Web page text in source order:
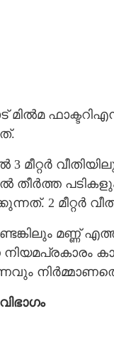
തീർത്ത
2 മീറ്റർ
മണ്ണ്